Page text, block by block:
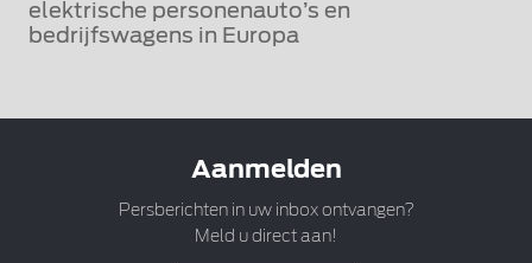
elektrische personenauto’s en
bedrijfswagens in Europa
Aanmelden
Persberichten in uw inbox ontvangen?
Meld u direct aan!